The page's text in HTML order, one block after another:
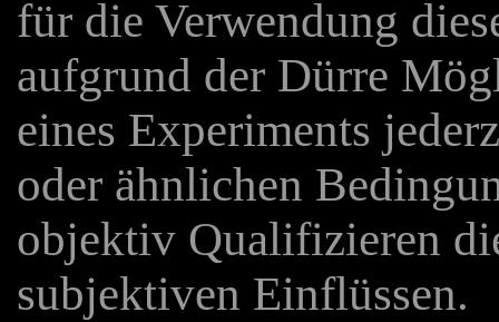
für die Verwendung
aufgrund der Dürre
eines Experiments
oder ähnlichen
objektiv Qualifizieren
subjektiven Einflüssen.